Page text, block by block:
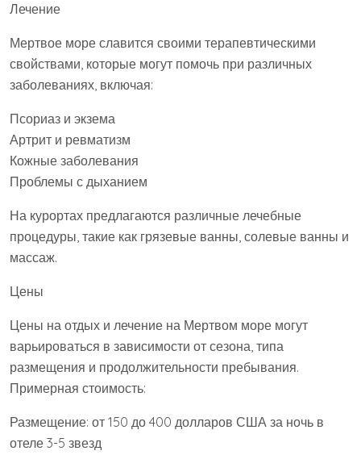
Лечение
Мертвое море славится своими терапевтическими
свойствами, которые могут помочь при различных
заболеваниях, включая:
Псориаз и экзема
Артрит и ревматизм
Кожные заболевания
Проблемы с дыханием
На курортах предлагаются различные лечебные
процедуры, такие как грязевые ванны, солевые ванны и
массаж.
Цены
Цены на отдых и лечение на Мертвом море могут
варьироваться в зависимости от сезона, типа
размещения и продолжительности пребывания.
Примерная стоимость:
Размещение: от 150 до 400 долларов США за ночь в
отеле 3-5 звезд